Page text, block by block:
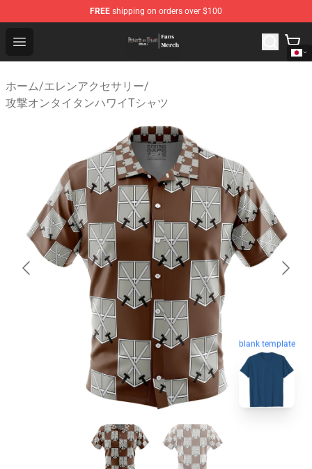
FREE shipping on orders over $100
Open menu
Attack On Titan Store - Official Attack On Titan
ホーム/エレンアクセサリー/
攻撃オンタイタンハワイTシャツ
blank template